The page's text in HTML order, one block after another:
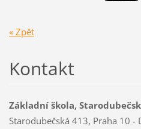
« Zpět
Kontakt
Základní škola,
Starodubečská 413, Praha 10 -